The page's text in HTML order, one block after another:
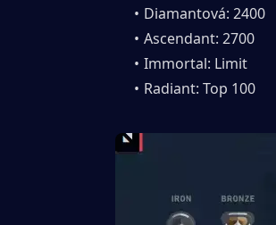
Diamantová: 2400
Ascendant: 2700
Immortal: Limit
Radiant: Top 100